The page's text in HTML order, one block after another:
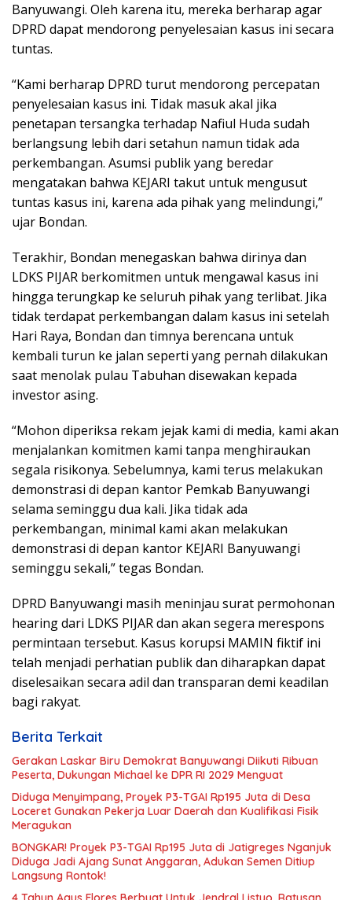
Banyuwangi. Oleh karena itu, mereka berharap agar
DPRD dapat mendorong penyelesaian kasus ini secara
tuntas.
“Kami berharap DPRD turut mendorong percepatan
penyelesaian kasus ini. Tidak masuk akal jika
penetapan tersangka terhadap Nafiul Huda sudah
berlangsung lebih dari setahun namun tidak ada
perkembangan. Asumsi publik yang beredar
mengatakan bahwa KEJARI takut untuk mengusut
tuntas kasus ini, karena ada pihak yang melindungi,”
ujar Bondan.
Terakhir, Bondan menegaskan bahwa dirinya dan
LDKS PIJAR berkomitmen untuk mengawal kasus ini
hingga terungkap ke seluruh pihak yang terlibat. Jika
tidak terdapat perkembangan dalam kasus ini setelah
Hari Raya, Bondan dan timnya berencana untuk
kembali turun ke jalan seperti yang pernah dilakukan
saat menolak pulau Tabuhan disewakan kepada
investor asing.
“Mohon diperiksa rekam jejak kami di media, kami akan
menjalankan komitmen kami tanpa menghiraukan
segala risikonya. Sebelumnya, kami terus melakukan
demonstrasi di depan kantor Pemkab Banyuwangi
selama seminggu dua kali. Jika tidak ada
perkembangan, minimal kami akan melakukan
demonstrasi di depan kantor KEJARI Banyuwangi
seminggu sekali,” tegas Bondan.
DPRD Banyuwangi masih meninjau surat permohonan
hearing dari LDKS PIJAR dan akan segera merespons
permintaan tersebut. Kasus korupsi MAMIN fiktif ini
telah menjadi perhatian publik dan diharapkan dapat
diselesaikan secara adil dan transparan demi keadilan
bagi rakyat.
Berita Terkait
Gerakan Laskar Biru Demokrat Banyuwangi Diikuti Ribuan
Peserta, Dukungan Michael ke DPR RI 2029 Menguat
Diduga Menyimpang, Proyek P3-TGAI Rp195 Juta di Desa
Loceret Gunakan Pekerja Luar Daerah dan Kualifikasi Fisik
Meragukan
BONGKAR! Proyek P3-TGAI Rp195 Juta di Jatigreges Nganjuk
Diduga Jadi Ajang Sunat Anggaran, Adukan Semen Ditiup
Langsung Rontok!